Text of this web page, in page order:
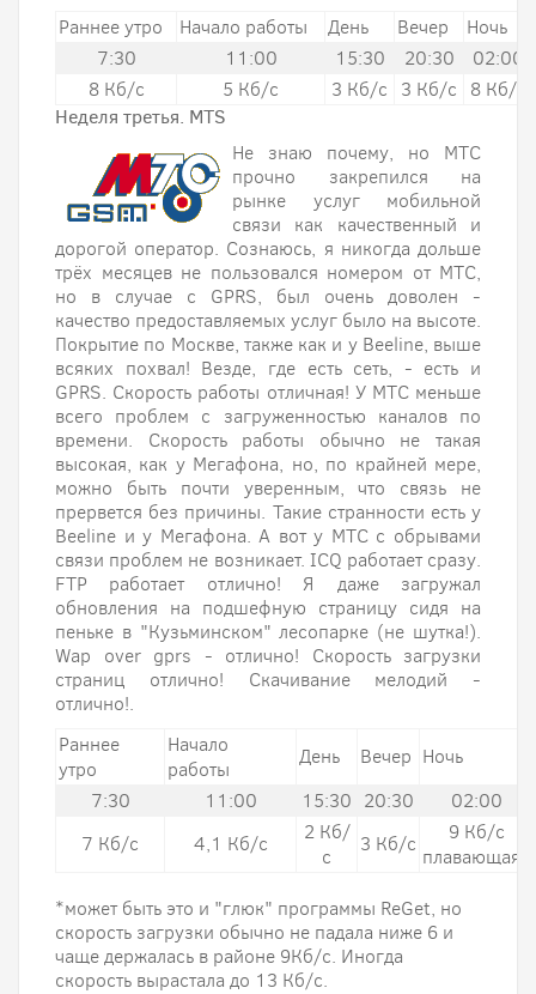
Раннее утро
Начало работы День Вечер
Ночь
7:30
11:00 15:30 20:30
02:00
8 Кб/с
5 Кб/с 3 Кб/с 3 Кб/с
8 Кб/с
Неделя третья. MTS
Не знаю почему, но МТС
прочно закрепился на
рынке услуг мобильной
связи как качественный и
дорогой оператор. Сознаюсь, я никогда дольше
трёх месяцев не пользовался номером от МТС,
но в случае с GPRS, был очень доволен -
качество предоставляемых услуг было на высоте.
Покрытие по Москве, также как и у Beeline, выше
всяких похвал! Везде, где есть сеть, - есть и
GPRS. Скорость работы отличная! У МТС меньше
всего проблем с загруженностью каналов по
времени. Скорость работы обычно не такая
высокая, как у Мегафона, но, по крайней мере,
можно быть почти уверенным, что связь не
прервется без причины. Такие странности есть у
Beeline и у Мегафона. А вот у МТС с обрывами
связи проблем не возникает. ICQ работает сразу.
FTP работает отлично! Я даже загружал
обновления на подшефную страницу сидя на
пеньке в "Кузьминском" лесопарке (не шутка!).
Wap over gprs - отлично! Скорость загрузки
страниц отлично! Скачивание мелодий -
отлично!.
Раннее
утро
Начало
работы
День Вечер Ночь
7:30
11:00 15:30 20:30
02:00
7 Кб/с
4,1 Кб/с
2 Кб/
с
3 Кб/с
9 Кб/с
плавающая*
*может быть это и "глюк" программы ReGet, но
скорость загрузки обычно не падала ниже 6 и
чаще держалась в районе 9Кб/с. Иногда
скорость вырастала до 13 Кб/с.